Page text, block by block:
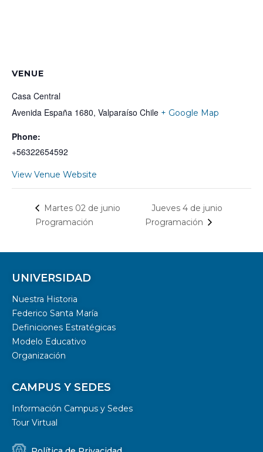
VENUE
Casa Central
Avenida España 1680, Valparaíso Chile + Google Map
Phone:
+56322654592
View Venue Website
Martes 02 de junio
Programación
Jueves 4 de junio
Programación
UNIVERSIDAD
Nuestra Historia
Federico Santa María
Definiciones Estratégicas
Modelo Educativo
Organización
CAMPUS Y SEDES
Información Campus y Sedes
Tour Virtual